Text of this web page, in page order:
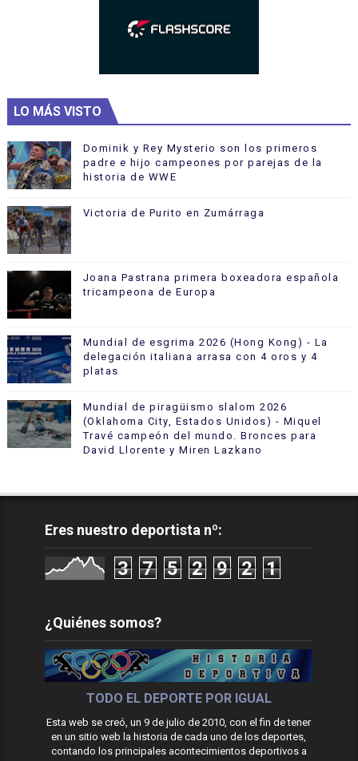
LO MÁS VISTO
Dominik y Rey Mysterio son los primeros
padre e hijo campeones por parejas de la
historia de WWE
Victoria de Purito en Zumárraga
Joana Pastrana primera boxeadora española
tricampeona de Europa
Mundial de esgrima 2026 (Hong Kong) - La
delegación italiana arrasa con 4 oros y 4
platas
Mundial de piragüismo slalom 2026
(Oklahoma City, Estados Unidos) - Miquel
Travé campeón del mundo. Bronces para
David Llorente y Miren Lazkano
Eres nuestro deportista nº:
3 7 5 2 9 2 1
¿Quiénes somos?
TODO EL DEPORTE POR IGUAL
Esta web se creó, un 9 de julio de 2010, con el fin de tener
en un sitio web la historia de cada uno de los deportes,
contando los principales acontecimientos deportivos a